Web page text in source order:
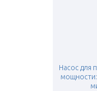
Насос для